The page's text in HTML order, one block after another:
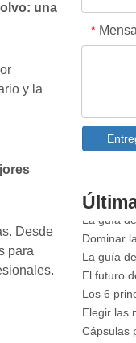
una
y la
Desde
para
*